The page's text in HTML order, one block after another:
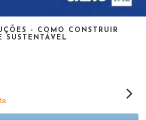
- COMO CONSTRUIR
SUSTENTÁVEL